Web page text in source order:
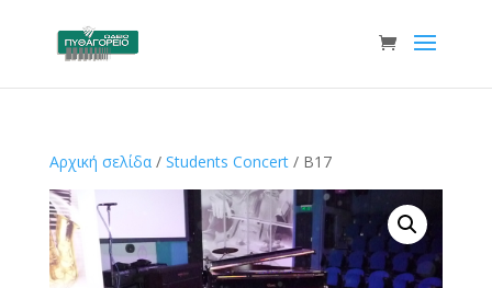
Αρχική σελίδα/ Students Concert/ B17